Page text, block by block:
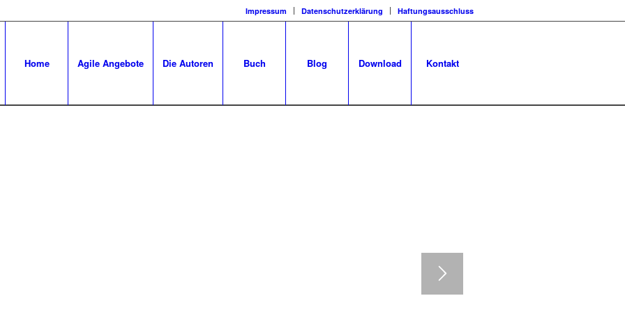
Impressum Datenschutzerklärung Haftungsausschluss
Home Agile Angebote Die Autoren Buch Blog Download Kontakt
DOLOR
adipiscing elit. Aenean commodo ligula eget dolor.